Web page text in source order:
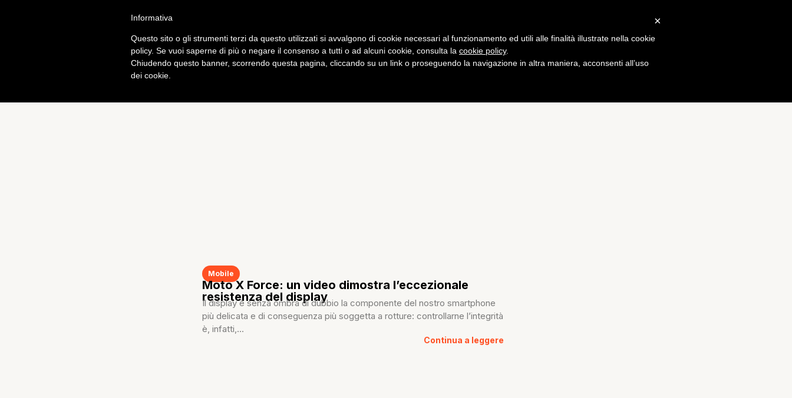
Mobile
Moto X Force: un video dimostra l’eccezionale
resistenza del display
Il display è senza ombra di dubbio la componente del nostro smartphone
più delicata e di conseguenza più soggetta a rotture: controllarne l’integrità
è, infatti,...
Continua a leggere
×
Informativa
Questo sito o gli strumenti terzi da questo utilizzati si avvalgono di cookie necessari al funzionamento ed utili alle finalità illustrate nella cookie
policy. Se vuoi saperne di più o negare il consenso a tutti o ad alcuni cookie, consulta la cookie policy.
Chiudendo questo banner, scorrendo questa pagina, cliccando su un link o proseguendo la navigazione in altra maniera, acconsenti all’uso
dei cookie.